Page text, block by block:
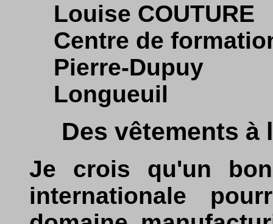
Louise COUTURE
Centre de
Pierre-Dupuy
Longueuil
Des vêtements à
Je crois qu'un
internationale